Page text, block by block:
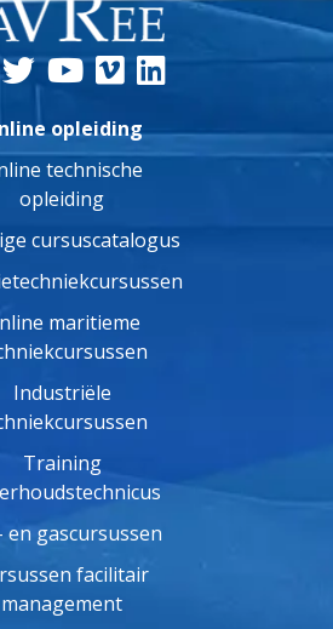
opleiding
technische
opleiding
cursuscatalogus
maritieme
Industriële
Training
en gascursussen
facilitair
management